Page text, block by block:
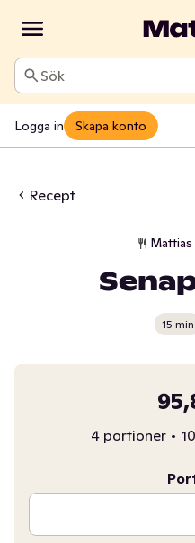
Sök
Logga in Skapa konto
Recept
15 min
4 portioner •